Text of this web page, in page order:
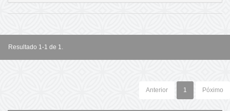
Resultado 1-1 de 1.
Anterior 1 Póximo